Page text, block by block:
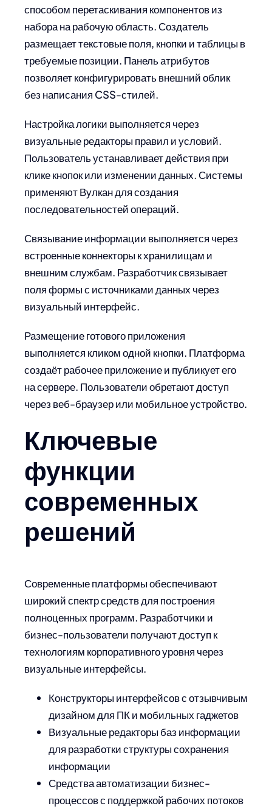
способом перетаскивания компонентов из
набора на рабочую область. Создатель
размещает текстовые поля, кнопки и таблицы в
требуемые позиции. Панель атрибутов
позволяет конфигурировать внешний облик
без написания CSS-стилей.
Настройка логики выполняется через
визуальные редакторы правил и условий.
Пользователь устанавливает действия при
клике кнопок или изменении данных. Системы
применяют Вулкан для создания
последовательностей операций.
Связывание информации выполняется через
встроенные коннекторы к хранилищам и
внешним службам. Разработчик связывает
поля формы с источниками данных через
визуальный интерфейс.
Размещение готового приложения
выполняется кликом одной кнопки. Платформа
создаёт рабочее приложение и публикует его
на сервере. Пользователи обретают доступ
через веб-браузер или мобильное устройство.
Ключевые
функции
современных
решений
Современные платформы обеспечивают
широкий спектр средств для построения
полноценных программ. Разработчики и
бизнес-пользователи получают доступ к
технологиям корпоративного уровня через
визуальные интерфейсы.
Конструкторы интерфейсов с отзывчивым
дизайном для ПК и мобильных гаджетов
Визуальные редакторы баз информации
для разработки структуры сохранения
информации
Средства автоматизации бизнес-
процессов с поддержкой рабочих потоков